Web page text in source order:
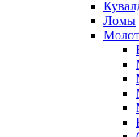
Ломы